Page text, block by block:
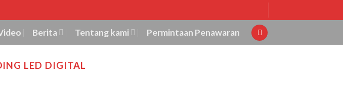
Berita Tentang kami Permintaan Penawaran
LED DIGITAL